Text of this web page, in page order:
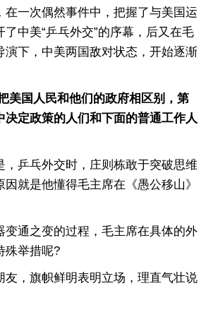
在一次偶然事件中，把握了与美国运
中美“乒乓外交”的序幕，后又在毛
演下，中美两国敌对状态，开始逐渐
国人民和他们的政府相区别，第
决定政策的人们和下面的普通工作人
乒乓外交时，庄则栋敢于突破思维
就是他懂得毛主席在《愚公移山》
通之变的过程，毛主席在具体的外
殊举措呢?
，旗帜鲜明表明立场，理直气壮说